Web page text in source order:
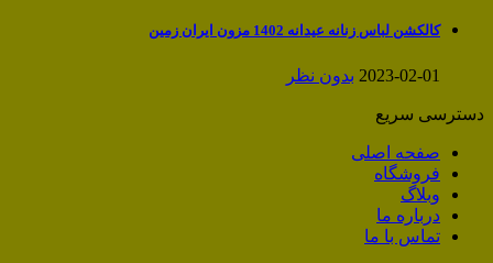
کالکشن لباس زنانه عیدانه 1402 مزون ایران زمین
2023-02-01 بدون نظر
دسترسی سریع
صفحه اصلی
فروشگاه
وبلاگ
درباره ما
تماس با ما